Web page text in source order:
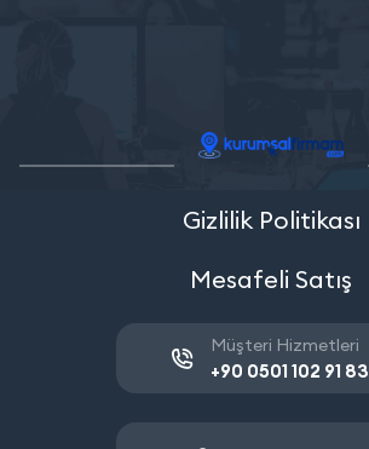
Gizlilik Politikası
Mesafeli Satış
Müşteri Hizmetleri
+90 0501 102 91 83